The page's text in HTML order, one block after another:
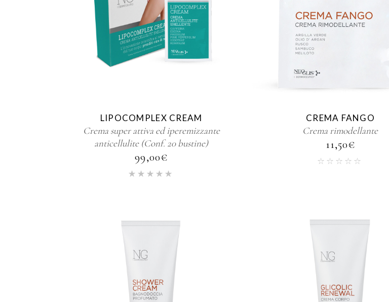
LIPOCOMPLEX CREAM
Crema super attiva ed iperemizzante
anticellulite (Conf. 20 bustine)
99,00€
CREMA FANGO
Crema rimodellante
11,50€